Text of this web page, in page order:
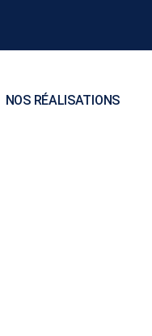
NOS RÉALISATIONS